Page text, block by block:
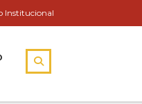
Institucional